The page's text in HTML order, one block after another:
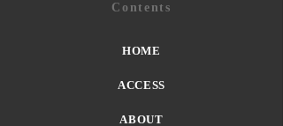
Contents
HOME
ACCESS
ABOUT